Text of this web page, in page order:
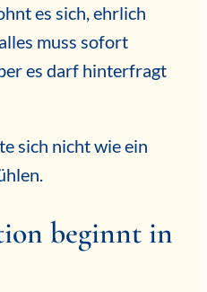
es sich, ehrlich
muss sofort
es darf hinterfragt
sich nicht wie ein
beginnt in